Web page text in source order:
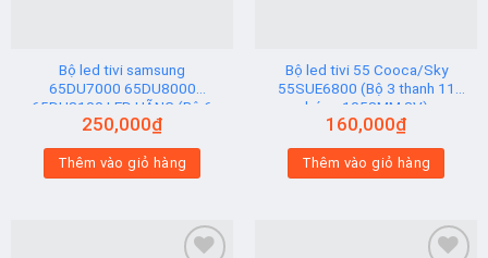
Bộ led tivi samsung
65DU7000 65DU8000
65DU8100 LED HÃNG (Bộ 6
Thanh AB)
250,000₫
Thêm vào giỏ hàng
Bộ led tivi 55 Cooca/Sky
55SUE6800 (Bộ 3 thanh 11
bóng 1058MM 3V)
160,000₫
Thêm vào giỏ hàng